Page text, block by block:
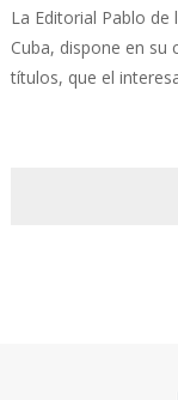
La Editorial Pablo
Cuba, dispone en su
títulos, que el